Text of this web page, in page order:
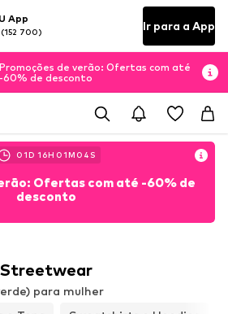
App
(152 700) Ir para a App
Promoções de verão: Ofertas com até
-60% de desconto
01D 16H 01M 03 S
Ofertas com até -60% de
desconto
Streetwear
para mulher